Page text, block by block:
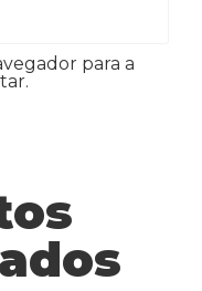
para a